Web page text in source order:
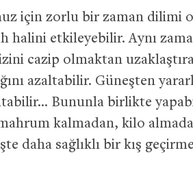
için zorlu bir zaman dilimi
halini etkileyebilir. Aynı
cazip olmaktan
azaltabilir. Güneşten
Bununla birlikte
kalmadan, kilo
daha sağlıklı bir kış